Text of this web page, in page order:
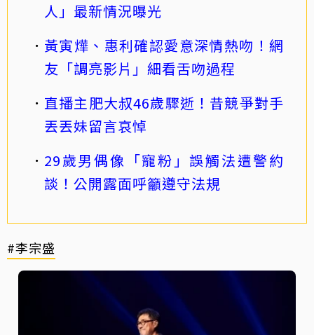
人」最新情況曝光
黃寅燁、惠利確認愛意深情熱吻！網
友「調亮影片」細看舌吻過程
直播主肥大叔46歲驟逝！昔競爭對手
丟丟妹留言哀悼
29歲男偶像「寵粉」誤觸法遭警約
談！公開露面呼籲遵守法規
#李宗盛